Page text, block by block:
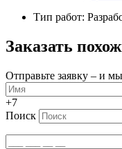
Тип работ:
Заказать
Отправьте заявку – и
+7
Поиск